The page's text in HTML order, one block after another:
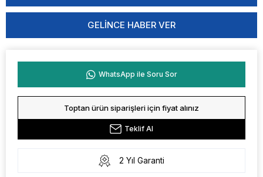
GELINCE HABER VER
WhatsApp ile Soru Sor
Toptan ürün siparişleri için fiyat alınız
Teklif Al
2 Yıl Garanti